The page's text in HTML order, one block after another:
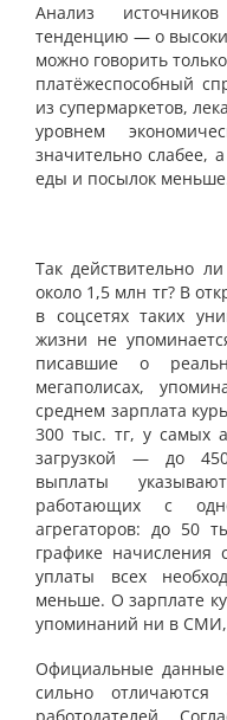
Анализ
тенденцию — о
можно говорить
платёжеспособный
из супермаркетов,
уровнем
значительно слабее,
еды и посылок
Так действительно
около 1,5 млн тг? В
в соцсетях таких
жизни не
писавшие о
мегаполисах,
среднем зарплата
300 тыс. тг, у самых
загрузкой — до
выплаты
работающих с
агрегаторов: до 50
графике начисления
уплаты всех
меньше. О зарплате
упоминаний ни в СМИ,
Официальные данные
сильно